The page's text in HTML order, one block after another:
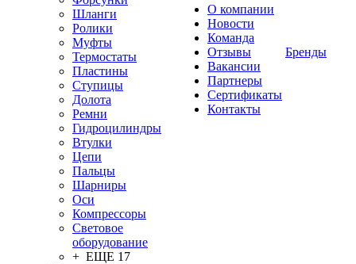
Шланги
Ролики
Муфты
Термостаты
Пластины
Ступицы
Долота
Ремни
Гидроцилиндры
Втулки
Цепи
Пальцы
Шарниры
Оси
Компрессоры
Световое
оборудование
+ ЕЩЕ 17
О компании
Новости
Команда
Отзывы
Вакансии
Партнеры
Сертификаты
Контакты
Бренды